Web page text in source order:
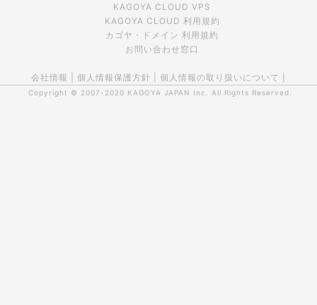
KAGOYA CLOUD VPS
KAGOYA CLOUD 利用規約
カゴヤ・ドメイン 利用規約
お問い合わせ窓口
会社情報 個人情報保護方針 個人情報の取り扱いについて
Copyright © 2007-2020 KAGOYA JAPAN Inc. All Rights Reserved.